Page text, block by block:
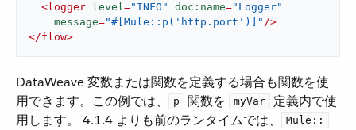
<logger level="INFO" doc:name="Logger"
message="#[Mule::p('http.port')]" />
</flow>
DataWeave 変数または関数を定義する場合も関数を使
用できます。この例では、​
p ​ 関数を ​ myVar
​ 定義内で使
用します。 4.1.4 よりも前のランタイムでは、​
Mule::